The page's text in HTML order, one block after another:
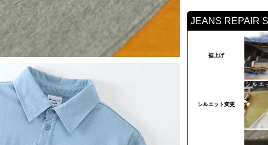
JEANS REPAIR
裾上げ
シルエット変更